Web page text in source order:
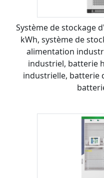
Système de stockage
kWh, système de
alimentation
industriel, batterie
industrielle, batterie